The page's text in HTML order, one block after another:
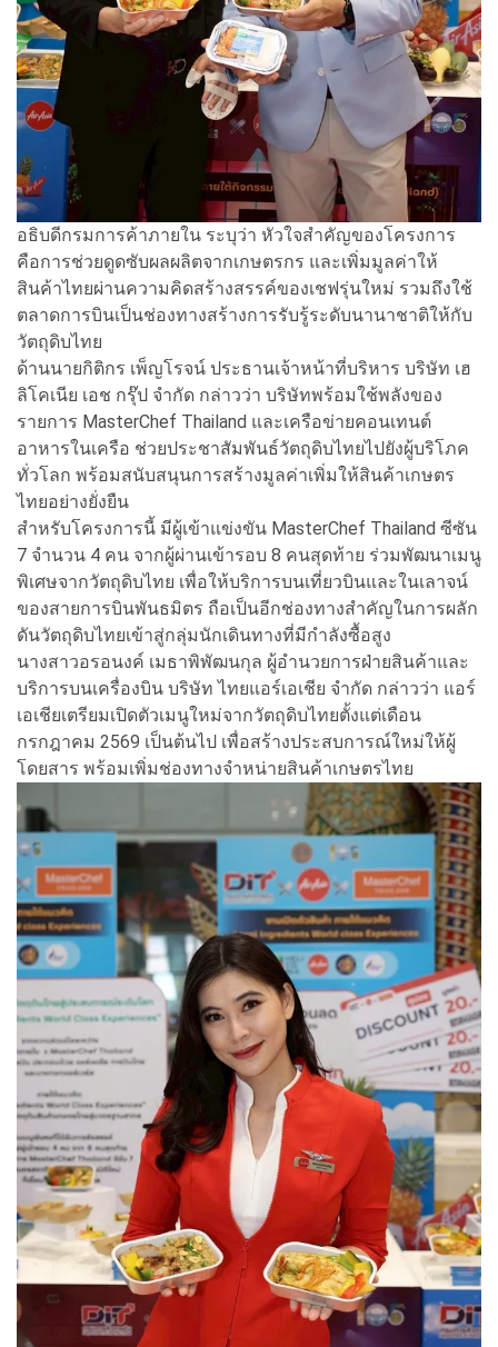
อธิบดีกรมการค้าภายใน ระบุว่า หัวใจสำคัญของโครงการ
คือการช่วยดูดซับผลผลิตจากเกษตรกร และเพิ่มมูลค่าให้
สินค้าไทยผ่านความคิดสร้างสรรค์ของเชฟรุ่นใหม่ รวมถึงใช้
ตลาดการบินเป็นช่องทางสร้างการรับรู้ระดับนานาชาติให้กับ
วัตถุดิบไทย
ด้านนายกิติกร เพ็ญโรจน์ ประธานเจ้าหน้าที่บริหาร บริษัท เฮ
ลิโคเนีย เอช กรุ๊ป จำกัด กล่าวว่า บริษัทพร้อมใช้พลังของ
รายการ MasterChef Thailand และเครือข่ายคอนเทนต์
อาหารในเครือ ช่วยประชาสัมพันธ์วัตถุดิบไทยไปยังผู้บริโภค
ทั่วโลก พร้อมสนับสนุนการสร้างมูลค่าเพิ่มให้สินค้าเกษตร
ไทยอย่างยั่งยืน
สำหรับโครงการนี้ มีผู้เข้าแข่งขัน MasterChef Thailand ซีซัน
7 จำนวน 4 คน จากผู้ผ่านเข้ารอบ 8 คนสุดท้าย ร่วมพัฒนาเมนู
พิเศษจากวัตถุดิบไทย เพื่อให้บริการบนเที่ยวบินและในเลาจน์
ของสายการบินพันธมิตร ถือเป็นอีกช่องทางสำคัญในการผลัก
ดันวัตถุดิบไทยเข้าสู่กลุ่มนักเดินทางที่มีกำลังซื้อสูง
นางสาวอรอนงค์ เมธาพิพัฒนกุล ผู้อำนวยการฝ่ายสินค้าและ
บริการบนเครื่องบิน บริษัท ไทยแอร์เอเชีย จำกัด กล่าวว่า แอร์
เอเชียเตรียมเปิดตัวเมนูใหม่จากวัตถุดิบไทยตั้งแต่เดือน
กรกฎาคม 2569 เป็นต้นไป เพื่อสร้างประสบการณ์ใหม่ให้ผู้
โดยสาร พร้อมเพิ่มช่องทางจำหน่ายสินค้าเกษตรไทย